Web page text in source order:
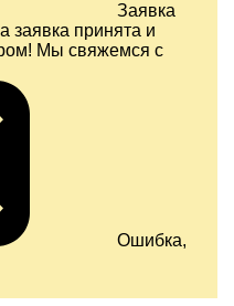
Заявка
заявка принята и
Мы свяжемся с
Ошибка,